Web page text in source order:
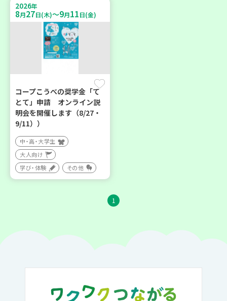
2026年
8月27日(木)～9月11日(金)
コープこうべの奨学金「て
とて」申請 オンライン説
明会を開催します（8/27・
9/11））
中・高・大学生
大人向け
学び・体験
その他
1